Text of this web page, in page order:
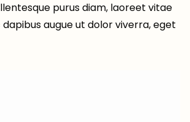
purus diam, laoreet vitae
dapibus augue ut dolor viverra, eget